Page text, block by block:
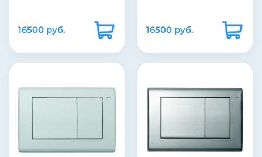
16500 руб. 16500 руб.